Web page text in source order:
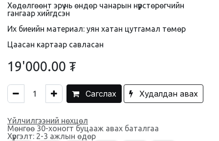
Хөдөлгөөнт эрүү нь өндөр чанарын нүүрстөрөгчийн
гангаар хийгдсэн
Их биеийн материал: уян хатан цутгамал төмөр
Цаасан картаар савласан
19'000.00 ₮
Сагслах Худалдан авах
Үйлчилгээний нөхцөл
Мөнгөө 30-хоногт буцааж авах баталгаа
Хүргэлт: 2-3 ажлын өдөр